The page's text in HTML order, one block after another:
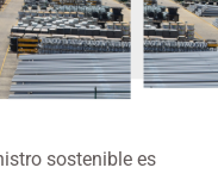
sostenible es